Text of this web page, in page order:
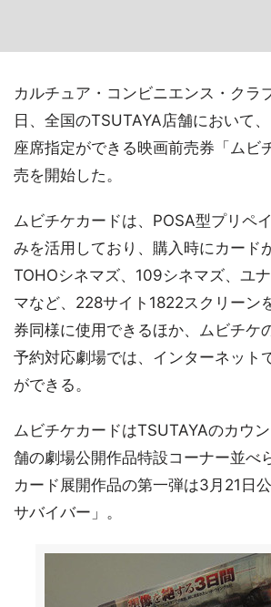
カルチュア・コンビニエンス・クラ
日、全国のTSUTAYA店舗において
座席指定ができる映画前売券「ムビ
売を開始した。
ムビチケカードは、POSA型プリペ
みを活用しており、購入時にカード
TOHOシネマズ、109シネマズ、ユ
マなど、228サイト1822スクリーン
券同様に使用できるほか、ムビチケ
予約対応劇場では、インターネット
ができる。
ムビチケカードはTSUTAYAのカウ
舗の劇場公開作品特設コーナー並べ
カード展開作品の第一弾は3月21日
サバイバー」。